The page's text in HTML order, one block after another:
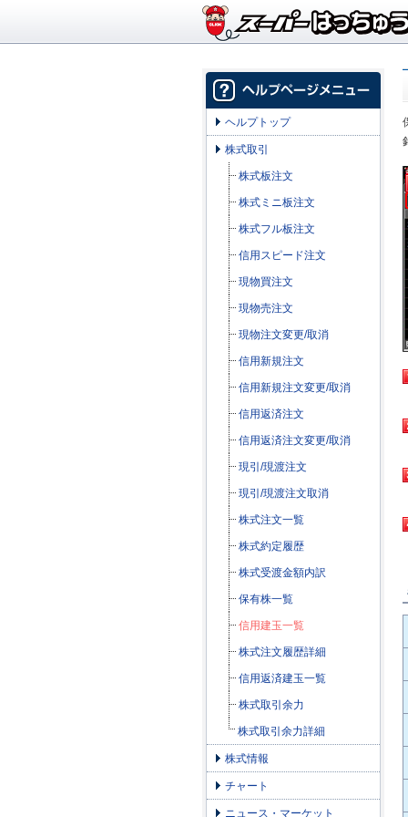
ヘルプトップ
株式取引
株式板注文
株式ミニ板注文
株式フル板注文
信用スピード注文
現物買注文
現物売注文
現物注文変更/取消
信用新規注文
信用新規注文変更/取消
信用返済注文
信用返済注文変更/取消
現引/現渡注文
現引/現渡注文取消
株式注文一覧
株式約定履歴
株式受渡金額内訳
保有株一覧
信用建玉一覧
株式注文履歴詳細
信用返済建玉一覧
株式取引余力
株式取引余力詳細
株式情報
チャート
ニュース・マーケット